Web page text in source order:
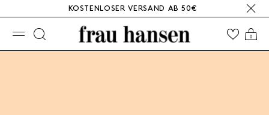
KOSTENLOSER VERSAND AB 50€
0
☰